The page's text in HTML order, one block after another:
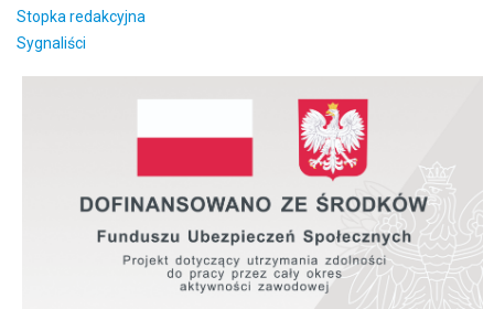
Stopka redakcyjna
Sygnaliści